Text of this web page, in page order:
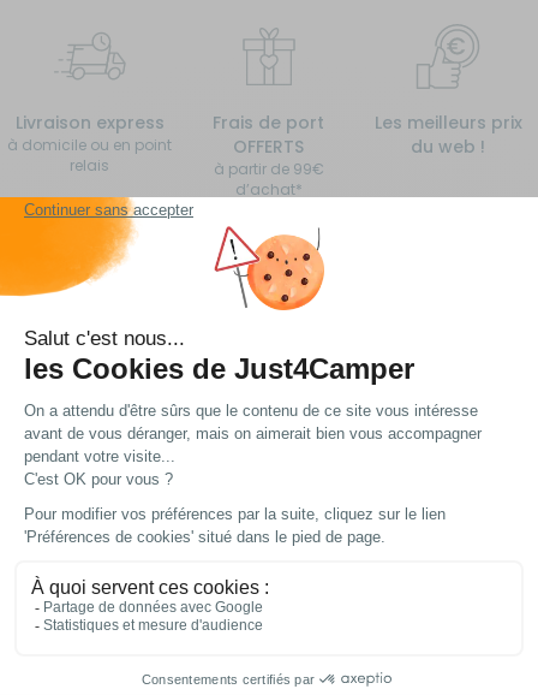
Livraison express
à domicile ou en point
relais
Frais de port
OFFERTS
à partir de 99€
d’achat*
Les meilleurs prix
du web !
Cuisine et réfrigération pour camping-car,
caravane, fourgon aménagé, van aménagé et
bateau
l'intérieur de votre véhicule qu'en cuisine en plein air. Lapetite
cuisine de camping s'adapte aux espaces restreints sans
sacrifier la fonctionnalité. Et pour les amateurs de van
aménagé, la cuisine pour van est pensée pour tirer parti de
chaque centimètre disponible. Avec les bons
cuisinepour camping-car, vous avez tout ce qu'il vous faut à
portée de main.
cuisine en camping
Chaque famille de produits répond à un besoin précis en
matière de cuisine de camping.
Accessoires de cuisine et ustensiles de cuisine
Voir plus